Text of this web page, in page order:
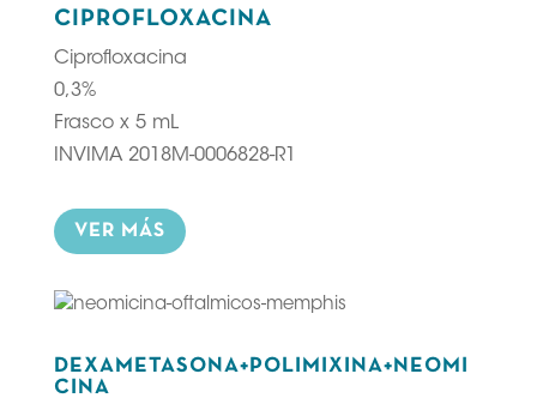
CIPROFLOXACINA
Ciprofloxacina
0,3%
Frasco x 5 mL
INVIMA 2018M-0006828-R1
VER MÁS
DEXAMETASONA+POLIMIXINA+NEOMI
CINA